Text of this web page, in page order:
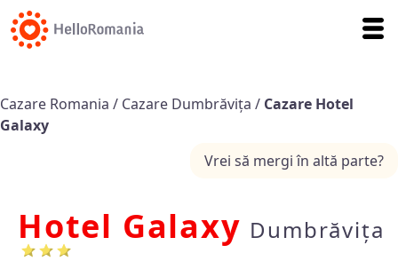
Cazare Romania / Cazare Dumbrăvița / Cazare Hotel
Galaxy
Vrei să mergi în altă parte?
Hotel Galaxy Dumbrăvița